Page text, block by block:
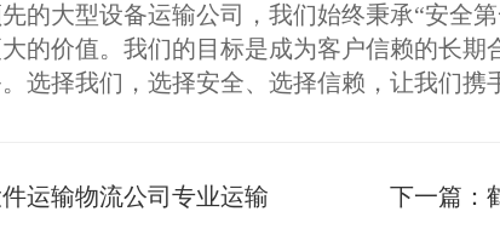
的大型设备运输公司，我们始终秉承“安全
的价值。我们的目标是成为客户信赖的长期
选择我们，选择安全、选择信赖，让我们携
运输物流公司专业运输 下一篇：